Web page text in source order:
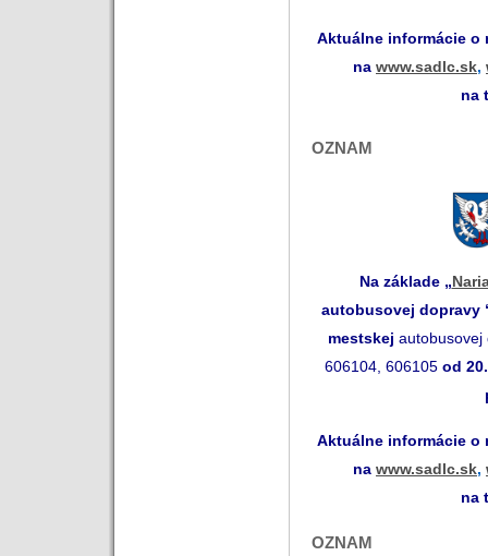
Aktuálne informácie o
na www.sadlc.sk,
na
OZNAM
Na základe „
autobusovej dopravy
mestskej autobusovej
606104, 606105 od
Aktuálne informácie o
na www.sadlc.sk,
na
OZNAM